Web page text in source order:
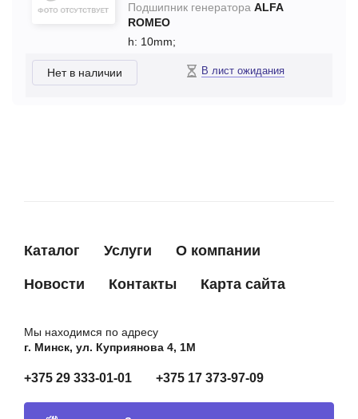
Подшипник генератора ALFA
ROMEO
h: 10mm;
Нет в наличии В лист ожидания
Каталог Услуги О компании
Новости Контакты Карта сайта
Мы находимся по адресу
г. Минск, ул. Куприянова 4, 1М
+375 29 333-01-01 +375 17 373-97-09